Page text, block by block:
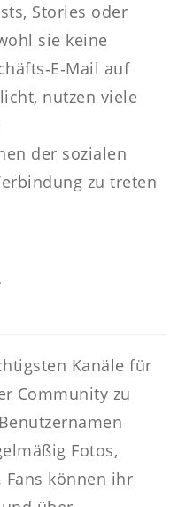
Stories oder
sie keine
auf
nutzen viele
der sozialen
zu treten
Kanäle für
Community zu
Fotos,
Fans können ihr